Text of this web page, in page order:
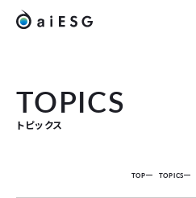
TOPICS
トピックス
TOP TOPICS